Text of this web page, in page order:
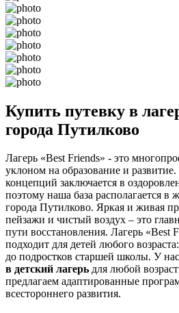
Купить путевку в
города Путилково
Лагерь «Best Friends» - это
уклоном на образование и
концепций заключается в
поэтому наша база располагается в
города Путилково. Яркая и живая
пейзажи и чистый воздух – это
пути восстановления. Лагерь «Best
подходит для детей любого
до подростков старшей школы. У
в детский лагерь для любой
предлагаем адаптированные
всестороннего развития.